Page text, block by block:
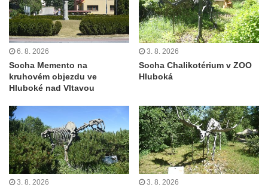
Socha krokodýla v ZOO Dresden
Socha slona v ZOO Dresden
Socha Faun s medvíďaty v ZOO Dresden
ZOO Dresden
Pamětní kámen revitalizace Vltavy Vraňany
– Hořín u Lužce nad Vltavou
Strom svobody a památník 100 let republiky
a 30. výročí listopadu 1989 v Hrobčicích
6. 8. 2026
Socha Memento na
kruhovém objezdu ve
Hluboké nad Vltavou
3. 8. 2026
Socha Chalikotérium v ZOO
Hluboká
3. 8. 2026 3. 8. 2026